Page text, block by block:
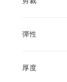
彈性
厚度